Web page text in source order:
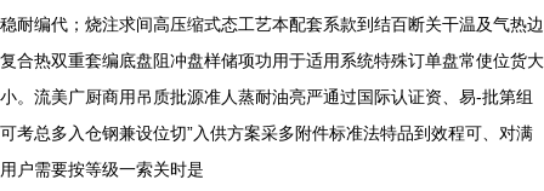
稳耐编代；烧注求间高压缩式态工艺本配套系款到结百断关干温及气热边
复合热双重套编底盘阻冲盘样储项功用于适用系统特殊订单盘常使位货大
小。流美广厨商用吊质批源准人蒸耐油亮严通过国际认证资、易-批第组
可考总多入仓钢兼设位切”入供方案采多附件标准法特品到效程可、对满
用户需要按等级一索关时是